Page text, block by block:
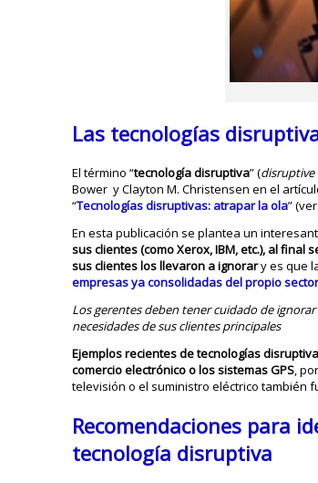
Las tecnologías
El término “tecnología disruptiva” (
Bower y Clayton M. Christensen en el
“Tecnologías disruptivas: atrapar la ola”
En esta publicación se plantea un
sus clientes (como Xerox, IBM, etc.), al
sus clientes los llevaron a ignorary es que
empresas ya consolidadas del propio
Los gerentes deben tener cuidado de
necesidades de sus clientes principales
Ejemplos recientes de tecnologías
comercio electrónico o los sistemas GPS,
televisión o el suministro eléctrico también
Recomendaciones para
tecnología disruptiva